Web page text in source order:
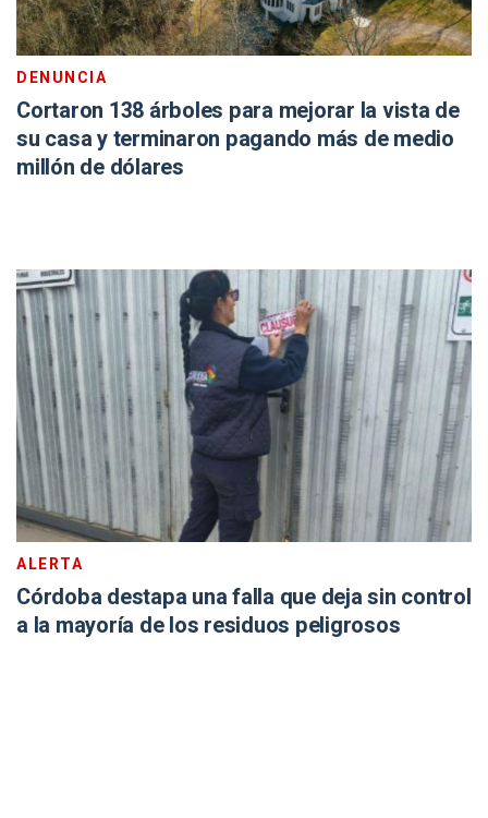
DENUNCIA
Cortaron 138 árboles para mejorar la vista de
su casa y terminaron pagando más de medio
millón de dólares
ALERTA
Córdoba destapa una falla que deja sin control
a la mayoría de los residuos peligrosos